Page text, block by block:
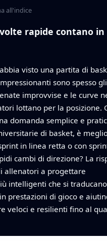
all'indice
rapide contano in
visto una partita di
sono spesso
improvvise e le curve
lottano per la posizione.
domanda semplice e
di basket, è
in linea retta o con
cambi di direzione? La
allenatori a progettare
intelligenti che si
prestazioni di gioco e
veloci e resilienti fino al